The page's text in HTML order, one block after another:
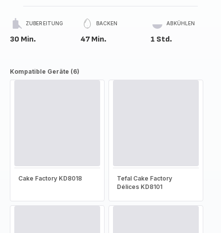
ZUBEREITUNG
30 Min.
BACKEN
47 Min.
ABKÜHLEN
1 Std.
Kompatible Geräte (6)
Cake Factory KD8018
Tefal Cake Factory
Délices KD8101